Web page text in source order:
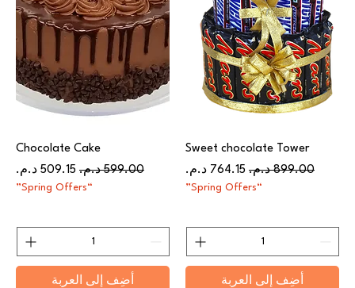
Sweet chocolate Tower
سعر عادي
سعر البيع
“Spring Offers”
أضِف إلى العربة
Chocolate Cake
سعر عادي
سعر البيع
“Spring Offers”
أضِف إلى العربة